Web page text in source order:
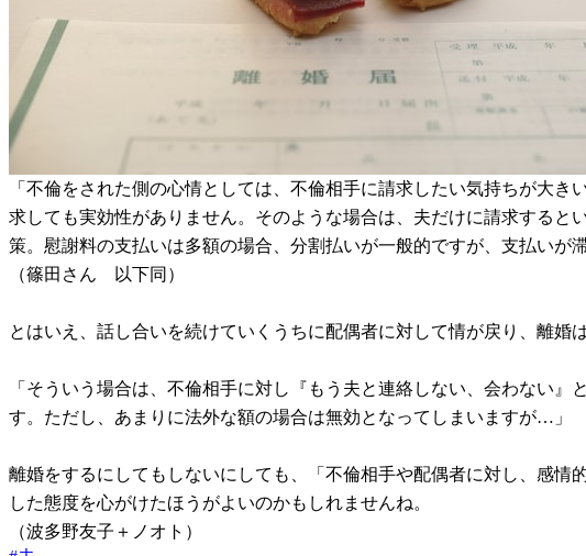
「不倫をされた側の心情としては、不倫相手に請求したい気持ちが大
求しても実効性がありません。そのような場合は、夫だけに請求する
策。慰謝料の支払いは多額の場合、分割払いが一般的ですが、支払いが
（篠田さん 以下同）
とはいえ、話し合いを続けていくうちに配偶者に対して情が戻り、離
「そういう場合は、不倫相手に対し『もう夫と連絡しない、会わない
す。ただし、あまりに法外な額の場合は無効となってしまいますが…」
離婚をするにしてもしないにしても、「不倫相手や配偶者に対し、感
した態度を心がけたほうがよいのかもしれませんね。
（波多野友子＋ノオト）